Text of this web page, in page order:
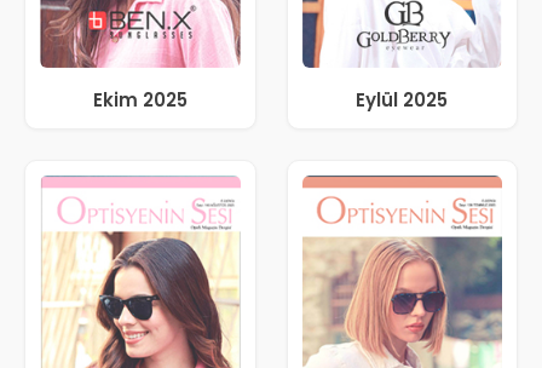
Ekim 2025 Eylül 2025